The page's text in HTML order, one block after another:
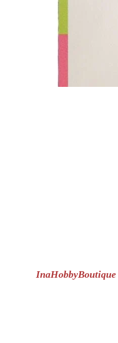
InaHobbyBoutique